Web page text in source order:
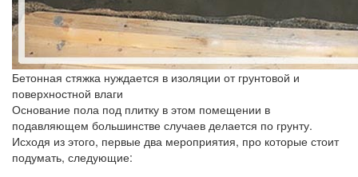
Бетонная стяжка нуждается в изоляции от грунтовой и
поверхностной влаги
Основание пола под плитку в этом помещении в
подавляющем большинстве случаев делается по грунту.
Исходя из этого, первые два мероприятия, про которые стоит
подумать, следующие: